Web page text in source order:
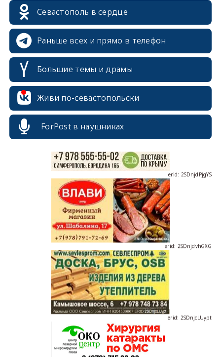
Севастополь в сердце
Раньше всех и прямо в телефон
Большие темы и драмы
Живи по-севастопольски
ForPost в наушниках
erid: 2SDnjcrDNw6
erid: 2SDnjdPjgYS
erid: 2SDnjdvhGXG